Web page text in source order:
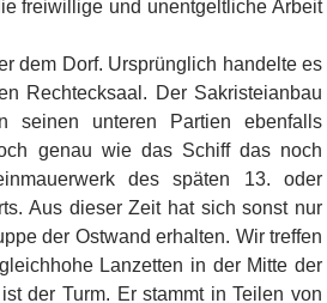
freiwillige und unentgeltliche Arbeit
dem Dorf. Ursprünglich handelte es
Rechtecksaal. Der Sakristeianbau
seinen unteren Partien ebenfalls
genau wie das Schiff das noch
des späten 13. oder
Aus dieser Zeit hat sich sonst nur
der Ostwand erhalten. Wir treffen
Lanzetten in der Mitte der
der Turm. Er stammt in Teilen von